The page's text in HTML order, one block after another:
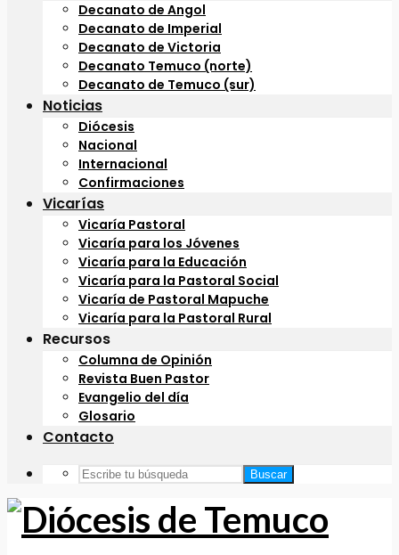
Decanato de Angol
Decanato de Imperial
Decanato de Victoria
Decanato Temuco (norte)
Decanato de Temuco (sur)
Noticias
Diócesis
Nacional
Internacional
Confirmaciones
Vicarías
Vicaría Pastoral
Vicaría para los Jóvenes
Vicaría para la Educación
Vicaría para la Pastoral Social
Vicaría de Pastoral Mapuche
Vicaría para la Pastoral Rural
Recursos
Columna de Opinión
Revista Buen Pastor
Evangelio del día
Glosario
Contacto
Buscar